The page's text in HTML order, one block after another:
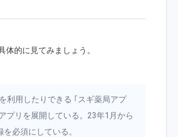
的に見てみましょう。
利用したりできる ｢スギ薬局アプ
プリを展開している。23年1月から
必須にしている。